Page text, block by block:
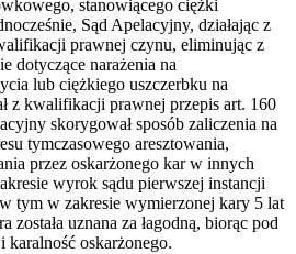
stanowiącego ciężki
Sąd Apelacyjny, działając z
prawnej czynu, eliminując z
dotyczące narażenia na
lub ciężkiego uszczerbku na
z kwalifikacji prawnej przepis art. 160
skorygował sposób zaliczenia na
tymczasowego aresztowania,
przez oskarżonego kar w innych
wyrok sądu pierwszej instancji
tym w zakresie wymierzonej kary 5 lat
uznana za łagodną, biorąc pod
oskarżonego.